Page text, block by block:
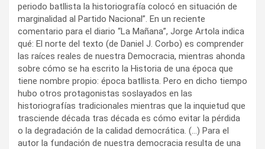
periodo batllista la historiografía colocó en situación de
marginalidad al Partido Nacional”. En un reciente
comentario para el diario “La Mañana”, Jorge Artola indica
qué: El norte del texto (de Daniel J. Corbo) es comprender
las raíces reales de nuestra Democracia, mientras ahonda
sobre cómo se ha escrito la Historia de una época que
tiene nombre propio: época batllista. Pero en dicho tiempo
hubo otros protagonistas soslayados en las
historiografías tradicionales mientras que la inquietud que
trasciende década tras década es cómo evitar la pérdida
o la degradación de la calidad democrática. (…) Para el
autor la fundación de nuestra democracia resulta de una